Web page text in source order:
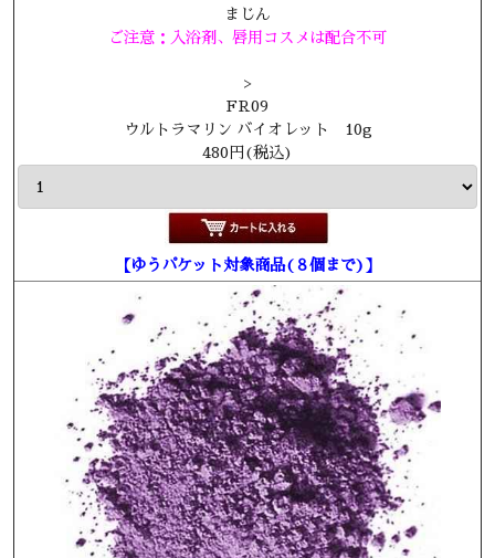
まじん
ご注意：入浴剤、唇用コスメは配合不可
>
FR09
ウルトラマリン バイオレット 10g
480円(税込)
【ゆうパケット対象商品(８個まで)】